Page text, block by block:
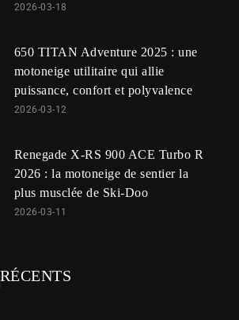
2026-03-18
650 TITAN Adventure 2025 : une
motoneige utilitaire qui allie
puissance, confort et polyvalence
2026-03-12
Renegade X-RS 900 ACE Turbo R
2026 : la motoneige de sentier la
plus musclée de Ski-Doo
2026-03-11